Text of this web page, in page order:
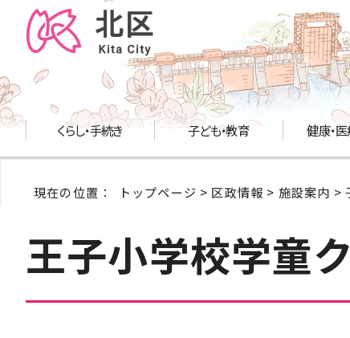
くらし・手続き 子ども・教育 健康・
現在の位置： トップページ > 区政情報 > 施設案内 >
王子小学校学童